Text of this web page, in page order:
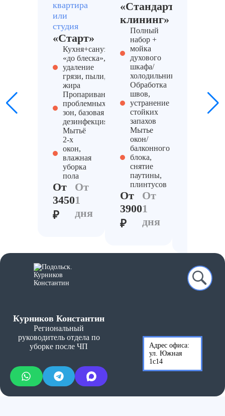
Глубокая очистка кухни от жира и
Очистка балкона от хлама
Глубокая очистка пола (ламинат,
линолеум, плитка)
Уборка балконов после голубей
квартира
или
студия
«Старт»
Кухня+санузел
«до блеска»,
удаление
грязи, пыли,
жира
Пропаривание
проблемных
зон, базовая
дезинфекция
Мытьё
2-х
окон,
влажная
уборка
пола
От
3450
₽
От
1
дня
«Стандартный
клининг»
Полный
набор +
мойка
духового
шкафа/
холодильника
Обработка
швов,
устранение
стойких
запахов
Мытье
окон/
балконного
блока,
снятие
паутины,
плинтусов
От
3900
₽
От
1
дня
зоны),
Курников Константин
Региональный
руководитель отдела по
уборке после ЧП
Адрес офиса:
ул. Южная
1с14